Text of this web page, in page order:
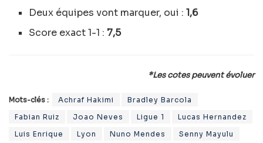
Deux équipes vont marquer, oui :1,6
Score exact 1-1 : 7,5
*Les cotes peuvent évoluer
Mots-clés : Achraf Hakimi
Bradley Barcola
Fabian Ruiz
Joao Neves Ligue 1
Lucas Hernandez
Luis Enrique
Lyon Nuno Mendes
Senny Mayulu